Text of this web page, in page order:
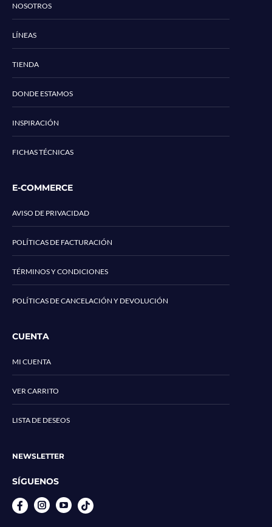
NOSOTROS
LÍNEAS
TIENDA
DONDE ESTAMOS
INSPIRACIÓN
FICHAS TÉCNICAS
E-COMMERCE
AVISO DE PRIVACIDAD
POLÍTICAS DE FACTURACIÓN
TÉRMINOS Y CONDICIONES
POLÍTICAS DE CANCELACIÓN Y DEVOLUCIÓN
CUENTA
MI CUENTA
VER CARRITO
LISTA DE DESEOS
NEWSLETTER
SÍGUENOS
InstagramYouTube